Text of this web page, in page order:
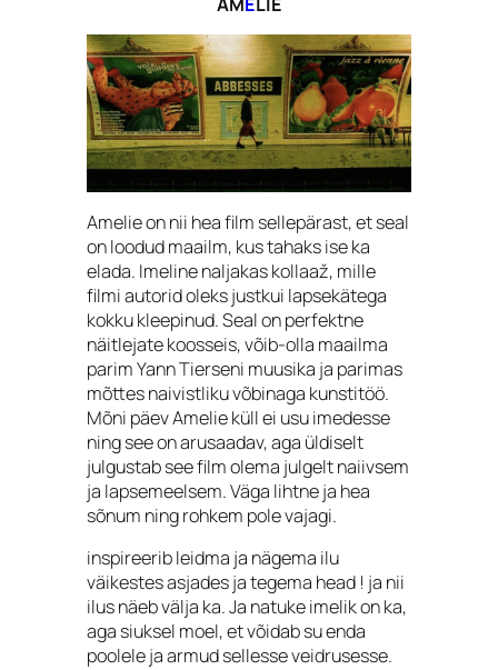
Amelie on nii hea film sellepärast, et seal
on loodud maailm, kus tahaks ise ka
elada. Imeline naljakas kollaaž, mille
filmi autorid oleks justkui lapsekätega
kokku kleepinud. Seal on perfektne
näitlejate koosseis, võib-olla maailma
parim Yann Tierseni muusika ja parimas
mõttes naivistliku võbinaga kunstitöö.
Mõni päev Amelie küll ei usu imedesse
ning see on arusaadav, aga üldiselt
julgustab see film olema julgelt naiivsem
ja lapsemeelsem. Väga lihtne ja hea
sõnum ning rohkem pole vajagi.
inspireerib leidma ja nägema ilu
väikestes asjades ja tegema head ! ja nii
ilus näeb välja ka. Ja natuke imelik on ka,
aga siuksel moel, et võidab su enda
poolele ja armud sellesse veidrusesse.